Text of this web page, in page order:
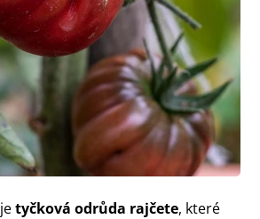
jetyčková odrůda rajčete, které